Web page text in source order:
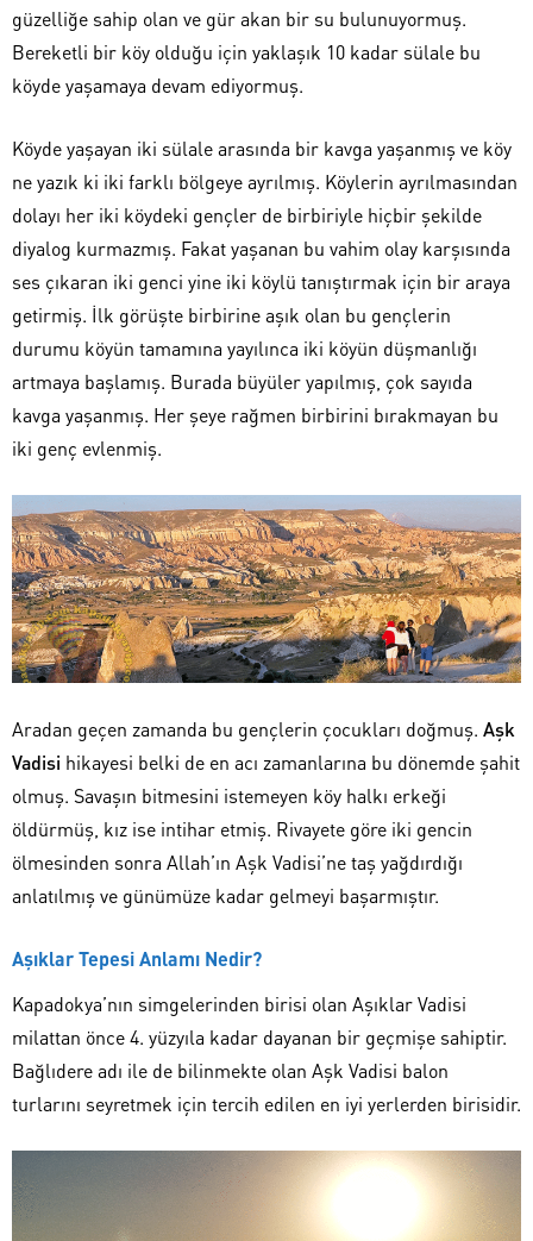
güzelliğe sahip olan ve gür akan bir su bulunuyormuş.
Bereketli bir köy olduğu için yaklaşık 10 kadar sülale bu
köyde yaşamaya devam ediyormuş.
Köyde yaşayan iki sülale arasında bir kavga yaşanmış ve köy
ne yazık ki iki farklı bölgeye ayrılmış. Köylerin ayrılmasından
dolayı her iki köydeki gençler de birbiriyle hiçbir şekilde
diyalog kurmazmış. Fakat yaşanan bu vahim olay karşısında
ses çıkaran iki genci yine iki köylü tanıştırmak için bir araya
getirmiş. İlk görüşte birbirine aşık olan bu gençlerin
durumu köyün tamamına yayılınca iki köyün düşmanlığı
artmaya başlamış. Burada büyüler yapılmış, çok sayıda
kavga yaşanmış. Her şeye rağmen birbirini bırakmayan bu
iki genç evlenmiş.
Aradan geçen zamanda bu gençlerin çocukları doğmuş. Aşk
Vadisi hikayesi belki de en acı zamanlarına bu dönemde şahit
olmuş. Savaşın bitmesini istemeyen köy halkı erkeği
öldürmüş, kız ise intihar etmiş. Rivayete göre iki gencin
ölmesinden sonra Allah’ın Aşk Vadisi’ne taş yağdırdığı
anlatılmış ve günümüze kadar gelmeyi başarmıştır.
Aşıklar Tepesi Anlamı Nedir?
Kapadokya’nın simgelerinden birisi olan Aşıklar Vadisi
milattan önce 4. yüzyıla kadar dayanan bir geçmişe sahiptir.
Bağlıdere adı ile de bilinmekte olan Aşk Vadisi balon
turlarını seyretmek için tercih edilen en iyi yerlerden birisidir.